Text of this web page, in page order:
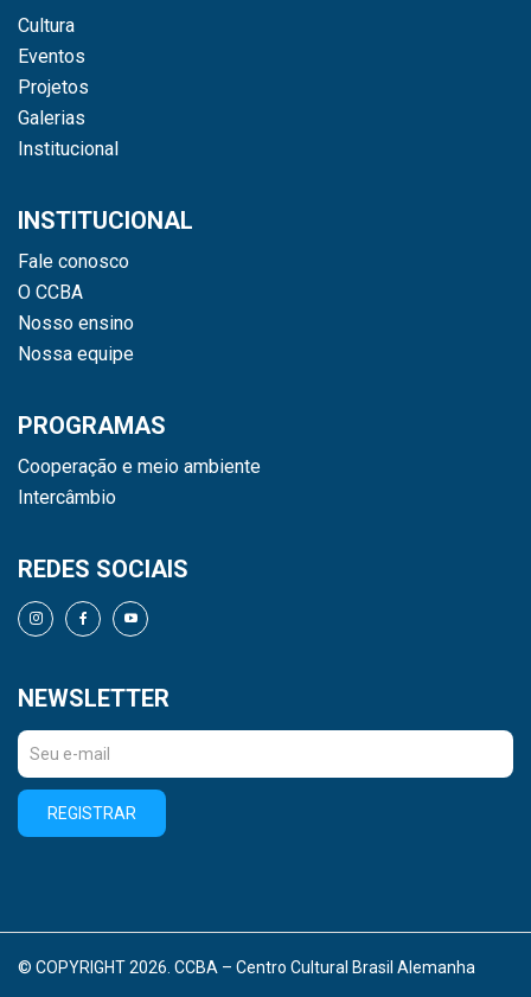
Cultura
Eventos
Projetos
Galerias
Institucional
INSTITUCIONAL
Fale conosco
O CCBA
Nosso ensino
Nossa equipe
PROGRAMAS
Cooperação e meio ambiente
Intercâmbio
REDES SOCIAIS
NEWSLETTER
REGISTRAR
© COPYRIGHT 2026. CCBA – Centro Cultural Brasil Alemanha